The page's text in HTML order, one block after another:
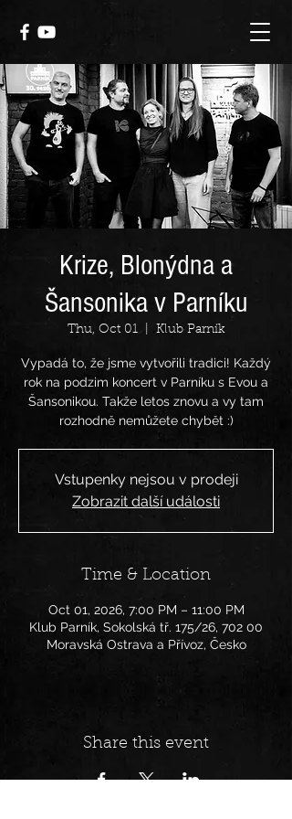
Krize, Blonýdna a
Šansonika v Parníku
Thu, Oct 01
  |
Klub Parník
Vypadá to, že jsme vytvořili tradici! Každý
rok na podzim koncert v Parníku s Evou a
Šansonikou. Takže letos znovu a vy tam
rozhodně nemůžete chybět :)
Vstupenky nejsou v prodeji
Zobrazit další události
Time & Location
Oct 01, 2026, 7:00 PM – 11:00 PM
Klub Parník, Sokolská tř. 175/26, 702 00
Moravská Ostrava a Přívoz, Česko
Share this event